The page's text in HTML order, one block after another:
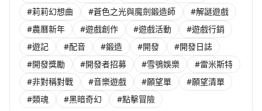
#莉莉幻想曲
#蒼色之光與魔劍鍛造師
#解謎遊戲
#農曆新年
#遊戲創作 #遊戲活動
#遊戲行銷
#遊記
#配音 #鍛造 #開發
#開發日誌
#開發獎勵
#開發者招募 #雪鴞娛樂
#雷米斯特
#非對稱對戰
#音樂遊戲 #願望單
#願望清單
#類魂
#黑暗奇幻 #點擊冒險